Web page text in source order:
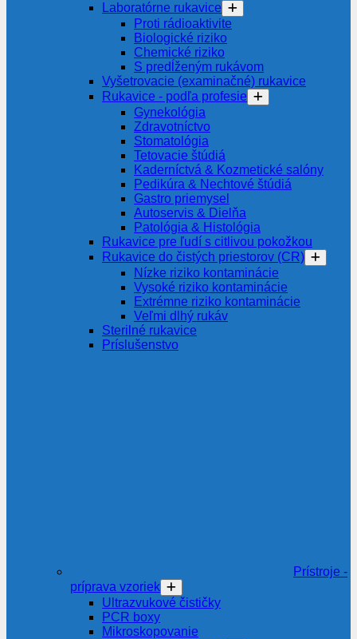
Laboratórne rukavice
Proti rádioaktivite
Biologické riziko
Chemické riziko
S predĺženým rukávom
Vyšetrovacie (examinačné) rukavice
Rukavice - podľa profesie
Gynekológia
Zdravotníctvo
Stomatológia
Tetovacie štúdiá
Kaderníctvá & Kozmetické salóny
Pedikúra & Nechtové štúdiá
Gastro priemysel
Autoservis & Dielňa
Patológia & Histológia
Rukavice pre ľudí s citlivou pokožkou
Rukavice do čistých priestorov (CR)
Nízke riziko kontaminácie
Vysoké riziko kontaminácie
Extrémne riziko kontaminácie
Veľmi dlhý rukáv
Sterilné rukavice
Príslušenstvo
Prístroje -
príprava vzoriek
Ultrazvukové čističky
PCR boxy
Mikroskopovanie